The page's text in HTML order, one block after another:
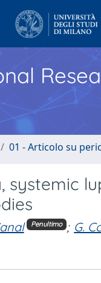
01 - Articolo su
systemic
Penultimo ; G.